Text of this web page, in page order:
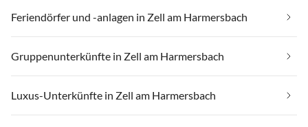
Feriendörfer und -anlagen in Zell am Harmersbach
Gruppenunterkünfte in Zell am Harmersbach
Luxus-Unterkünfte in Zell am Harmersbach